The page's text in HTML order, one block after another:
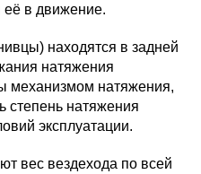
её в движение.
находятся в задней
натяжения
механизмом натяжения,
степень натяжения
эксплуатации.
вес вездехода по всей